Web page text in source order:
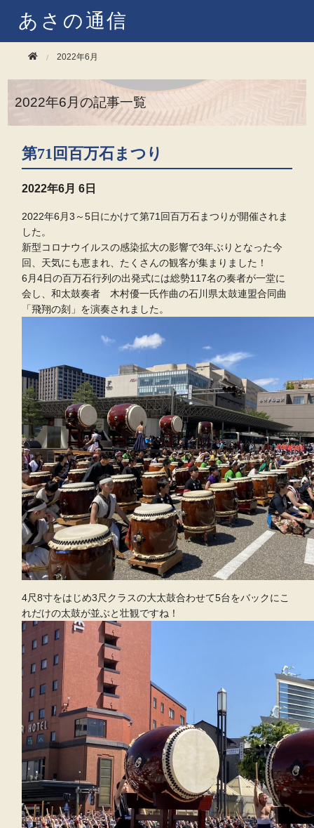
あさの通信
2022年6月
2022年6月の記事一覧
第71回百万石まつり
2022年6月 6日
2022年6月3～5日にかけて第71回百万石まつりが開催されま
した。
新型コロナウイルスの感染拡大の影響で3年ぶりとなった今
回、天気にも恵まれ、たくさんの観客が集まりました！
6月4日の百万石行列の出発式には総勢117名の奏者が一堂に
会し、和太鼓奏者 木村優一氏作曲の石川県太鼓連盟合同曲
「飛翔の刻」を演奏されました。
4尺8寸をはじめ3尺クラスの大太鼓合わせて5台をバックにこ
れだけの太鼓が並ぶと壮観ですね！